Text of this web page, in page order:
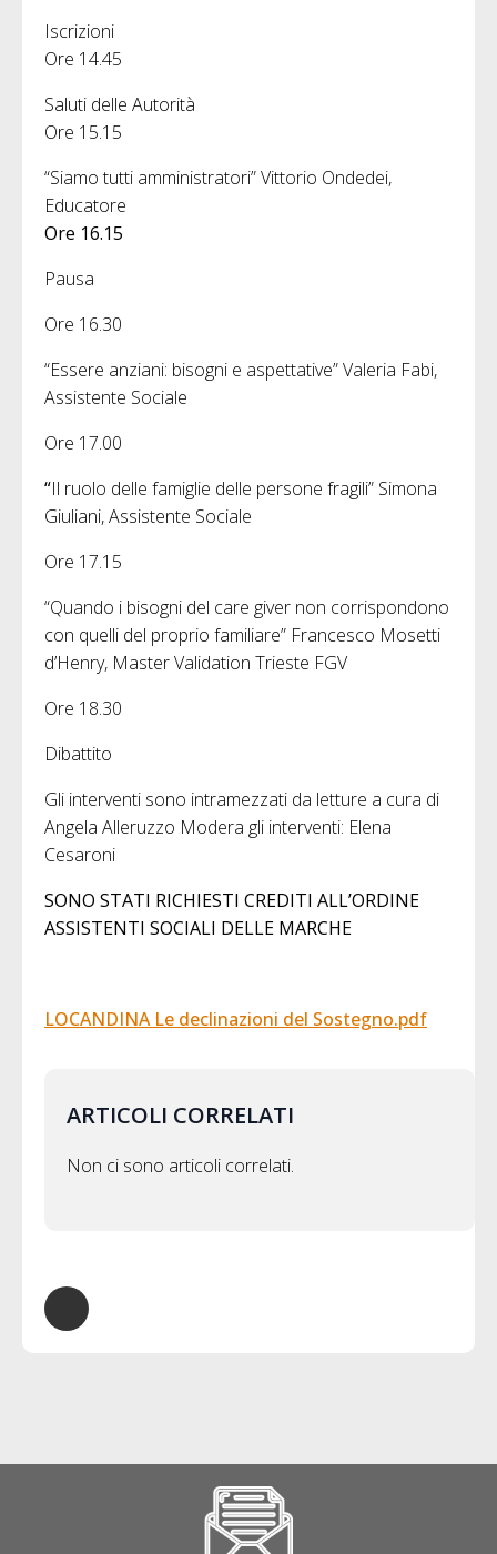
Iscrizioni
Ore 14.45
Saluti delle Autorità
Ore 15.15
“Siamo tutti amministratori” Vittorio Ondedei,
Educatore
Ore 16.15
Pausa
Ore 16.30
“Essere anziani: bisogni e aspettative” Valeria Fabi,
Assistente Sociale
Ore 17.00
“Il ruolo delle famiglie delle persone fragili” Simona
Giuliani, Assistente Sociale
Ore 17.15
“Quando i bisogni del care giver non corrispondono
con quelli del proprio familiare” Francesco Mosetti
d’Henry, Master Validation Trieste FGV
Ore 18.30
Dibattito
Gli interventi sono intramezzati da letture a cura di
Angela Alleruzzo Modera gli interventi: Elena
Cesaroni
SONO STATI RICHIESTI CREDITI ALL’ORDINE
ASSISTENTI SOCIALI DELLE MARCHE
LOCANDINA Le declinazioni del Sostegno.pdf
ARTICOLI CORRELATI
Non ci sono articoli correlati.